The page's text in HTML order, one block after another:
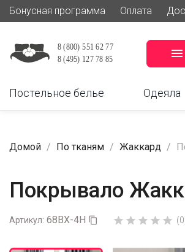
Бонусная программа Оплата

Постельное белье Одеяла
Домой По тканям Жаккард
Покрывало
Артикул: 68ВX-4H      